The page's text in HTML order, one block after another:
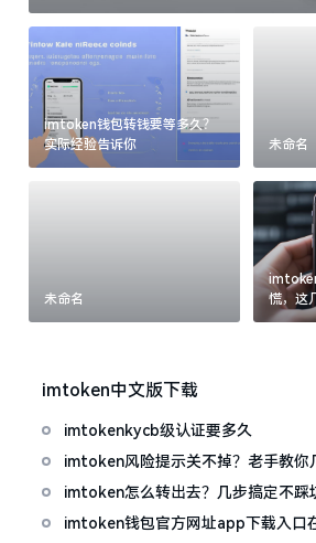
imtoken钱包转钱要等多久？
实际经验告诉你
未命名
未命名
慌，这
imtoken中文版下载
imtokenkycb级认证要多久
imtoken风险提示关不掉？老手教你
imtoken怎么转出去？几步搞定不踩
imtoken钱包官方网址app下载入口